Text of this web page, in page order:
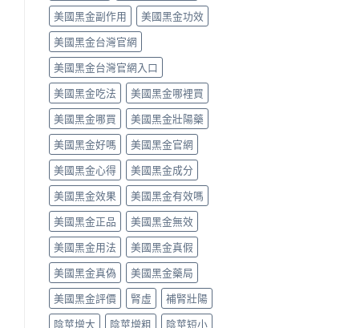
物，
找
回
自
信
與
性
福〉
中
見
嚴
重，
用
藥
前
先
讀
懂〉
中
美國黑金副作用
美國黑金功效
美國黑金台灣官網
美國黑金台灣官網入口
美國黑金吃法
美國黑金哪裡買
美國黑金哪買
美國黑金壯陽藥
美國黑金好嗎
美國黑金官網
美國黑金心得
美國黑金成分
美國黑金效果
美國黑金有效嗎
美國黑金正品
美國黑金無效
美國黑金用法
美國黑金真假
美國黑金真偽
美國黑金藥局
美國黑金評價
腎虛
補腎壯陽
陰莖增大
陰莖增粗
陰莖短小